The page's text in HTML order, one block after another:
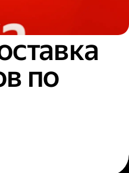
по